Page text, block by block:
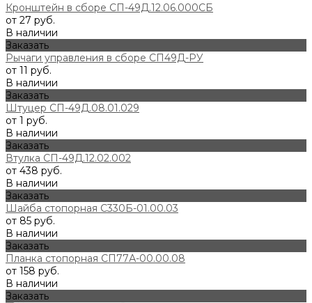
Кронштейн в сборе СП-49Д.12.06.000СБ
от 27 руб.
В наличии
Заказать
Рычаги управления в сборе СП49Д-РУ
от 11 руб.
В наличии
Заказать
Штуцер СП-49Д.08.01.029
от 1 руб.
В наличии
Заказать
Втулка СП-49Д.12.02.002
от 438 руб.
В наличии
Заказать
Шайба стопорная С330Б-01.00.03
от 85 руб.
В наличии
Заказать
Планка стопорная СП77А-00.00.08
от 158 руб.
В наличии
Заказать